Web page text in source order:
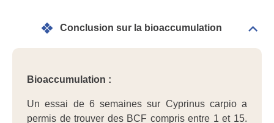
Conclusion sur la bioaccumulation
sur
Bioaccumulation :
Un essai de 6 semaines sur Cyprinus carpio a
permis de trouver des BCF compris entre 1 et 15.